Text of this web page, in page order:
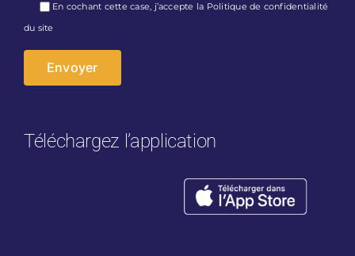
En cochant cette case, j’accepte la Politique de confidentialité
du site
Téléchargez l’application